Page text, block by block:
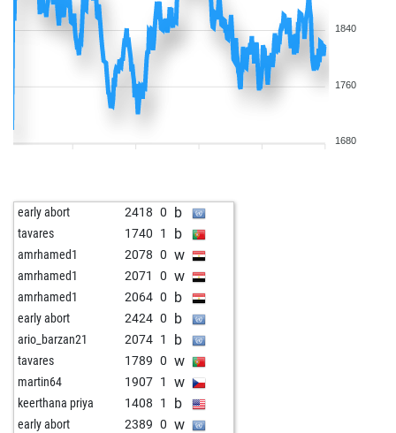
1840
1760
1680
early abort 2418 0 b
tavares 1740 1 b
amrhamed1 2078 0 w
amrhamed1 2071 0 w
amrhamed1 2064 0 b
early abort 2424 0 b
ario_barzan21 2074 1 b
tavares 1789 0 w
martin64 1907 1 w
keerthana priya 1408 1 b
early abort 2389 0 w